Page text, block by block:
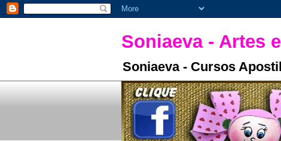
Soniaeva - Artes
Soniaeva - Cursos